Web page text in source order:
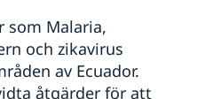
som Malaria,
och zikavirus
av Ecuador.
åtgärder för att